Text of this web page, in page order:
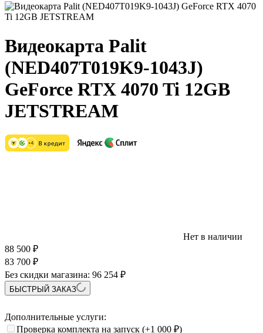
Видеокарта Palit
(NED407T019K9-1043J)
GeForce RTX 4070 Ti 12GB
JETSTREAM
Нет в наличии
88 500 ₽
83 700 ₽
Без скидки магазина: 96 254 ₽
БЫСТРЫЙ ЗАКАЗ
Дополнительные услуги:
Проверка комплекта на запуск (+1 000 ₽)